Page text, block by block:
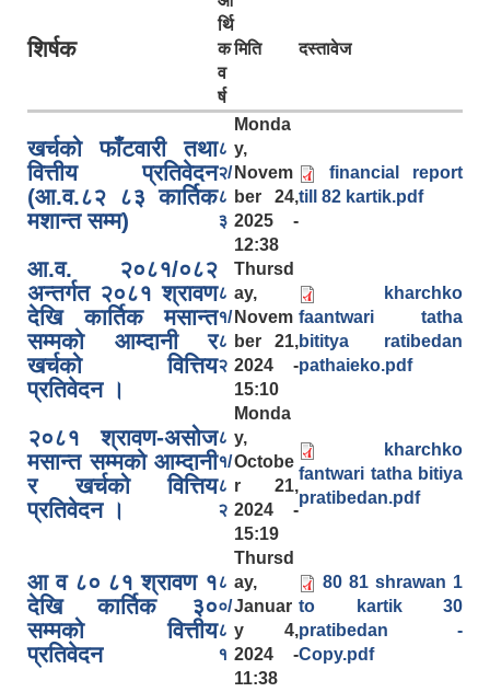
शिर्षक
र्थि
क
व
र्ष
मिति दस्तावेज
खर्चको फाँटवारी तथा
वित्तीय प्रतिवेदन
(आ.व.८२ ८३ कार्तिक
मशान्त सम्म)
८
२/
८
३
Monda
y,
Novem
ber 24,
2025 -
12:38
financial report
till 82 kartik.pdf
आ.व. २०८१/०८२
अन्तर्गत २०८१ श्रावण
देखि कार्तिक मसान्त
सम्मको आम्दानी र
खर्चको वित्तिय
प्रतिवेदन ।
८
१/
८
२
Thursd
ay,
Novem
ber 21,
2024 -
15:10
kharchko
faantwari tatha
bititya ratibedan
pathaieko.pdf
२०८१ श्रावण-असोज
मसान्त सम्मको आम्दानी
र खर्चको वित्तिय
प्रतिवेदन ।
८
१/
८
२
Monda
y,
Octobe
r 21,
2024 -
15:19
kharchko
fantwari tatha bitiya
pratibedan.pdf
आ व ८० ८१ श्रावण १
देखि कार्तिक ३०
सम्मको वित्तीय
प्रतिवेदन
८
०/
८
१
Thursd
ay,
Januar
y 4,
2024 -
11:38
80 81 shrawan 1
to kartik 30
pratibedan -
Copy.pdf